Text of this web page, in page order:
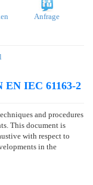
Anfrage
EN IEC 61163-2
and procedures
This document is
with respect to
in the